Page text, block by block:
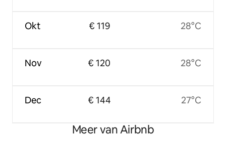
Okt
Nov
Dec
€ 119
€ 120
€ 144
28°C
28°C
27°C
Meer van Airbnb